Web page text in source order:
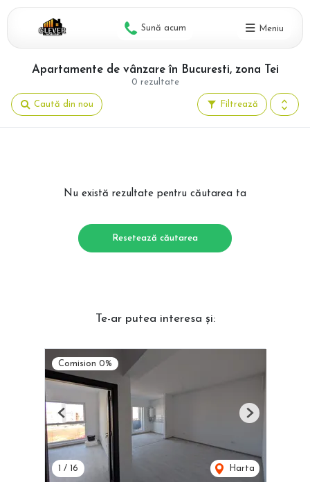
Sună acum Meniu
0 rezultate
Apartamente de vânzare în Bucuresti, zona Tei
Filtrează
Caută din nou
Nu există rezultate pentru căutarea ta
Resetează căutarea
Te-ar putea interesa și:
Comision 0%
1 / 16 Harta
Previous Next